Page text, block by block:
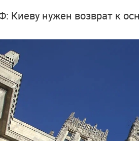
Киеву нужен возврат к